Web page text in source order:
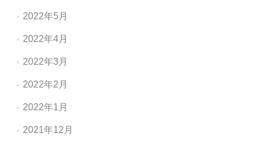
2022年5月
2022年4月
2022年3月
2022年2月
2022年1月
2021年12月